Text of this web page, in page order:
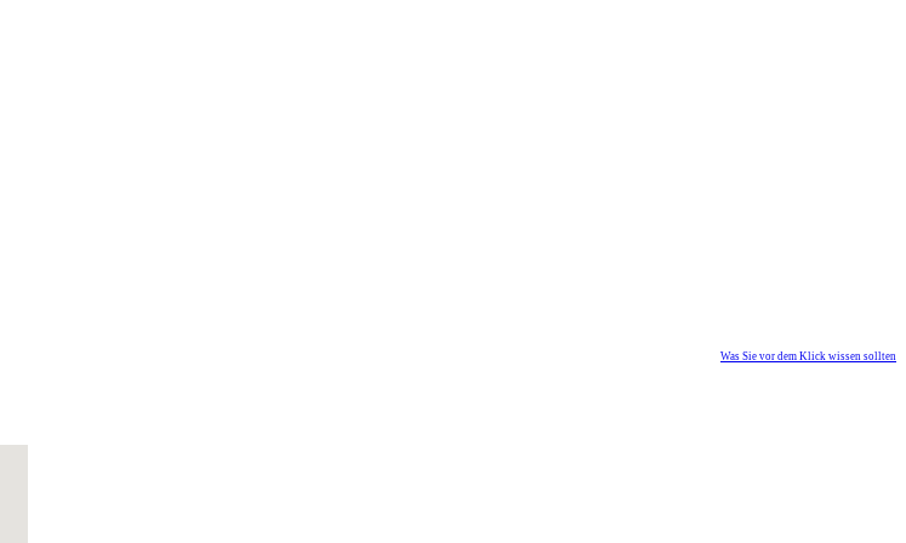
Was Sie vor dem Klick wissen sollten